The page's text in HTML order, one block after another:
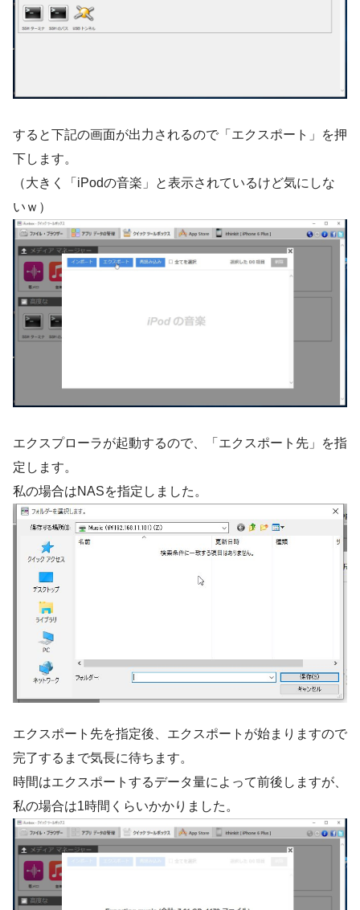
すると下記の画面が出力されるので「エクスポート」を押
下します。
（大きく「iPodの音楽」と表示されているけど気にしな
いｗ）
エクスプローラが起動するので、「エクスポート先」を指
定します。
私の場合はNASを指定しました。
エクスポート先を指定後、エクスポートが始まりますので
完了するまで気長に待ちます。
時間はエクスポートするデータ量によって前後しますが、
私の場合は1時間くらいかかりました。